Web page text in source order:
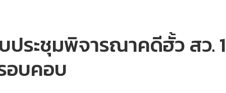
ประชุมพิจารณาคดีฮั้ว สว.
อบคอบ